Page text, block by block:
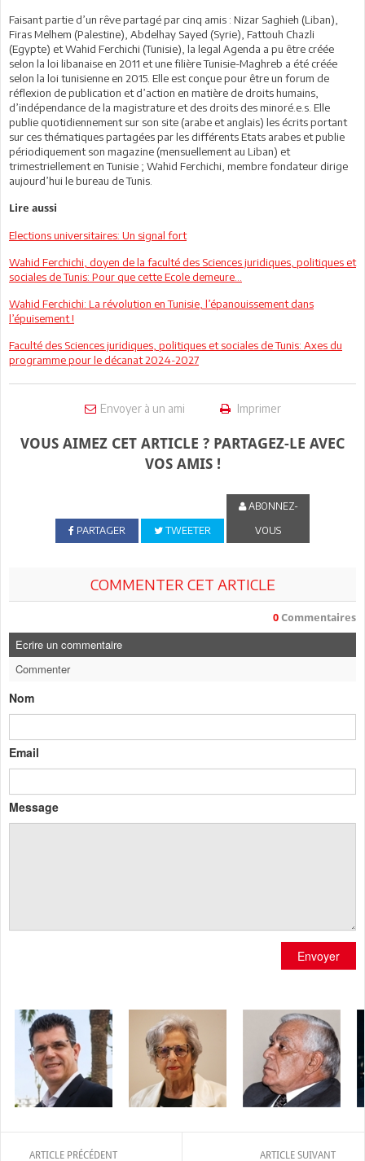
Faisant partie d’un rêve partagé par cinq amis : Nizar Saghieh (Liban),
Firas Melhem (Palestine), Abdelhay Sayed (Syrie), Fattouh Chazli
(Egypte) et Wahid Ferchichi (Tunisie), la legal Agenda a pu être créée
selon la loi libanaise en 2011 et une filière Tunisie-Maghreb a été créée
selon la loi tunisienne en 2015. Elle est conçue pour être un forum de
réflexion de publication et d’action en matière de droits humains,
d’indépendance de la magistrature et des droits des minoré.e.s. Elle
publie quotidiennement sur son site (arabe et anglais) les écrits portant
sur ces thématiques partagées par les différents Etats arabes et publie
périodiquement son magazine (mensuellement au Liban) et
trimestriellement en Tunisie ; Wahid Ferchichi, membre fondateur dirige
aujourd’hui le bureau de Tunis.
Lire aussi
Elections universitaires: Un signal fort
Wahid Ferchichi, doyen de la faculté des Sciences juridiques, politiques et
sociales de Tunis: Pour que cette Ecole demeure…
Wahid Ferchichi: La révolution en Tunisie, l’épanouissement dans
l’épuisement !
Faculté des Sciences juridiques, politiques et sociales de Tunis: Axes du
programme pour le décanat 2024-2027
Envoyer à un ami Imprimer
VOUS AIMEZ CET ARTICLE ? PARTAGEZ-LE AVEC
VOS AMIS !
PARTAGER TWEETER
ABONNEZ-
VOUS
COMMENTER CET ARTICLE
0 Commentaires
Ecrire un commentaire
Commenter
Nom
Email
Message
Envoyer
ARTICLE PRÉCÉDENT ARTICLE SUIVANT